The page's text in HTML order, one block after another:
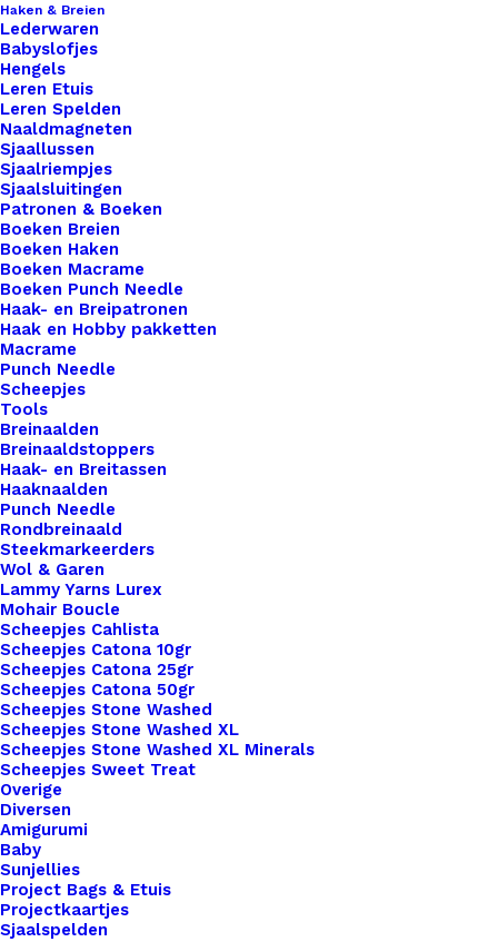
Haken & Breien
Lederwaren
Babyslofjes
Hengels
Leren Etuis
Leren Spelden
Naaldmagneten
Sjaallussen
Sjaalriempjes
Sjaalsluitingen
Patronen & Boeken
Boeken Breien
Boeken Haken
Boeken Macrame
Boeken Punch Needle
Haak- en Breipatronen
Haak en Hobby pakketten
Macrame
Punch Needle
Scheepjes
Tools
Breinaalden
Breinaaldstoppers
Haak- en Breitassen
Haaknaalden
Punch Needle
Rondbreinaald
Steekmarkeerders
Wol & Garen
Lammy Yarns Lurex
Mohair Boucle
Scheepjes Cahlista
Scheepjes Catona 10gr
Scheepjes Catona 25gr
Scheepjes Catona 50gr
Scheepjes Stone Washed
Scheepjes Stone Washed XL
Scheepjes Stone Washed XL Minerals
Scheepjes Sweet Treat
Overige
Diversen
Amigurumi
Baby
Sunjellies
Project Bags & Etuis
Projectkaartjes
Sjaalspelden
sluiting voor een tijdloze uitstraling of een
moderne kunststof sluiting voor een eigentijdse
touch, wij hebben de perfecte optie voor jouw
project. Onze sluitingen zijn van hoge kwaliteit en
zorgen voor een veilige en betrouwbare afsluiting
van je portemonnee of tasje, zodat je je geen
zorgen hoeft te maken over verlies van geld of
pasjes. Met een verscheidenheid aan kleuren om
uit te kiezen, kun je eenvoudig een sluiting vinden
die past bij de stijl en het ontwerp van je zelf
gemaakte portemonnee. Voeg een stijlvolle en
praktische afwerking toe aan je creaties met onze
diverse portemonneesluitingen.
6 op voorraad
Portemonnee
Sluiting
16x9,5cm
aantal
Toevoegen aan winkelwagen
Toevoegen aan verlanglijst
Artikelnummer
Categorie Benodigdheden
Portemonneesluitingen
Binnen 1-3 werkdagen verzonden
Veilig betalen
Unieke en kwaliteitsproducten